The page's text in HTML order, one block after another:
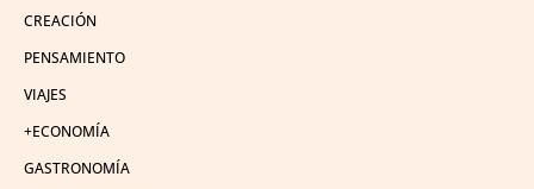
CREACIÓN
PENSAMIENTO
VIAJES
+ECONOMÍA
GASTRONOMÍA